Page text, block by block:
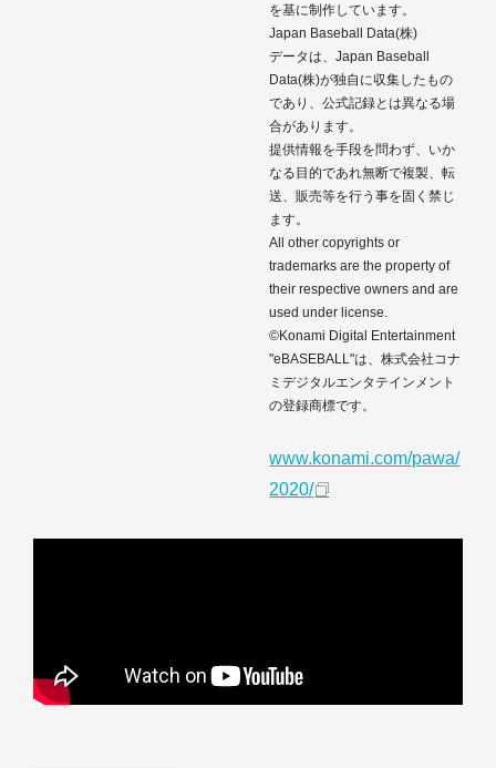
を基に制作しています。
Japan Baseball Data(株)
データは、Japan Baseball
Data(株)が独自に収集したもの
であり、公式記録とは異なる場
合があります。
提供情報を手段を問わず、いか
なる目的であれ無断で複製、転
送、販売等を行う事を固く禁じ
ます。
All other copyrights or
trademarks are the property of
their respective owners and are
used under license.
©Konami Digital Entertainment
"eBASEBALL"は、株式会社コナ
ミデジタルエンタテインメント
の登録商標です。
www.konami.com/pawa/
2020/